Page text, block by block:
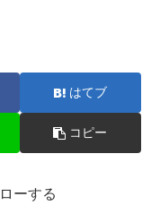
はてブ
コピー
ーする